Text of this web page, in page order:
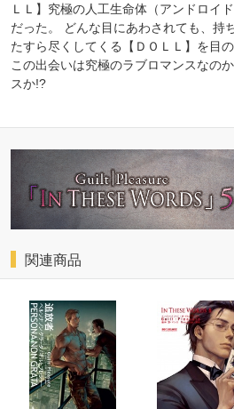
ＬＬ】究極の人工生命体（アンドロイ
だった。 どんな目にあわされても、持
たすら尽くしてくる【ＤＯＬＬ】を目
この出会いは究極のラブロマンスなの
スか!?
関連商品